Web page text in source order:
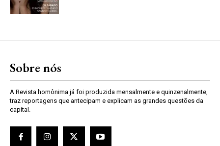
Sobre nós
A Revista homônima já foi produzida mensalmente e quinzenalmente,
traz reportagens que antecipam e explicam as grandes questões da
capital.